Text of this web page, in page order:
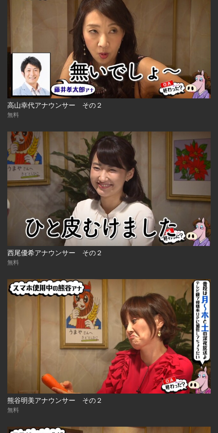
高山幸代アナウンサー その２
無料
西尾優希アナウンサー その２
無料
熊谷明美アナウンサー その２
無料